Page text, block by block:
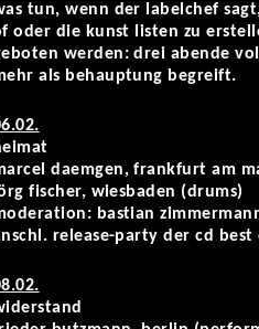
tun, wenn der labelchef
oder die kunst listen zu
werden: drei abende
als behauptung begreift.
daemgen, frankfurt am
fischer, wiesbaden (drums)
bastian
release-party der cd